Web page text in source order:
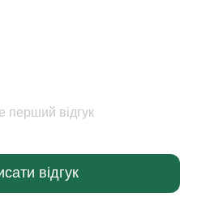
перший відгук
відгук